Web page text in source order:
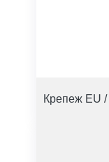
Крепеж EU